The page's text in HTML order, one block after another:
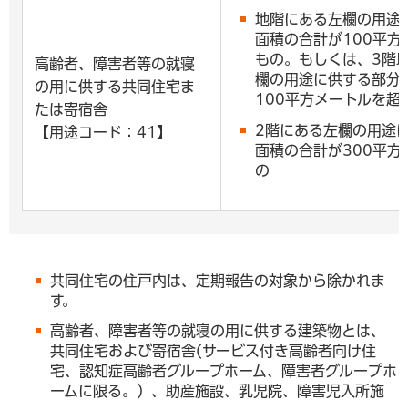
高齢者、障害者等の就寝
の用に供する共同住宅ま
たは寄宿舎
【用途コード：41】
地階にある左欄の用途
面積の合計が100平方
もの。もしくは、3階
欄の用途に供する部分
100平方メートルを超
2階にある左欄の用途
面積の合計が300平方
の
共同住宅の住戸内は、定期報告の対象から除かれま
す。
高齢者、障害者等の就寝の用に供する建築物とは、
共同住宅および寄宿舎(サービス付き高齢者向け住
宅、認知症高齢者グループホーム、障害者グループホ
ームに限る。）、助産施設、乳児院、障害児入所施